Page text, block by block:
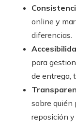
online y
diferencias.
para
de entrega,
sobre quién
reposición